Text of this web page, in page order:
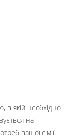
в якій необхідно
на
вашої сім'ї.